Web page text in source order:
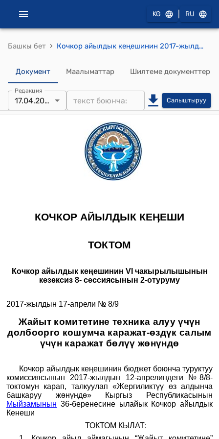
KG RU
Башкы бет › Кочкор айылдык кеңешинин 2017-жылдын 17-апрелиндеги № 8/9 "Жайыт комитетине техника алуу үчүн долбоорго кошумча каражат-өздүк салым үчүн каражат бөлүү жөнүндө" токтому
Документ Маалыматтар Шилтеме документтер
Редакция
17.04.2017 Салыштыруу